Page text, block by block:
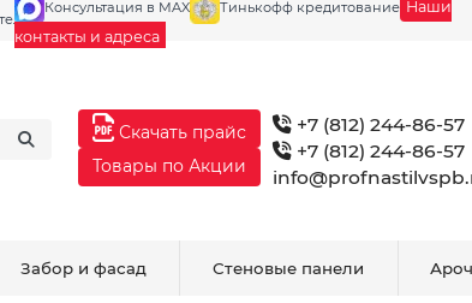
Галерея
Консультация в MAX Тинькофф кредитование Наши
контакты и адреса
Скачать прайс
Товары по Акции
+7 (812) 244-86-57
+7 (812) 244-86-57
Забор и фасад Стеновые панели